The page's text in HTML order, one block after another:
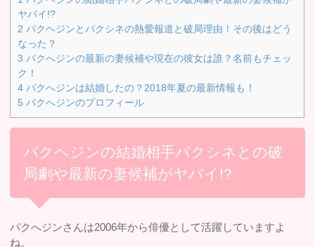
ヤバイ!?
2 パクヘジンとパクシネの熱愛報道と破局理由！その後はどう
なった？
3 パクへジンの最新の妻候補や現在の彼女は誰？名前もチェッ
ク！
4 パクへジンは結婚したの？2018年夏の最新情報も！
5 パクへジンのプロフィール
パクヘジンの結婚相手パクシネとの破
局劇や最新の妻候補がヤバイ!?
パクへジンさんは2006年から俳優として活躍していますよ
ね。